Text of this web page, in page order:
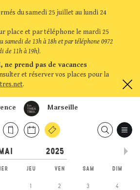
du samedi 25 juillet au lundi 24
place et par téléphone le mardi 25
samedi de 13h à 18h et par téléphone 0972
de 11h à 19h).
prend pas de vacances
et réserver vos places pour la
.
Marseille
JEU VEN SAM DIM
1 2 3 4